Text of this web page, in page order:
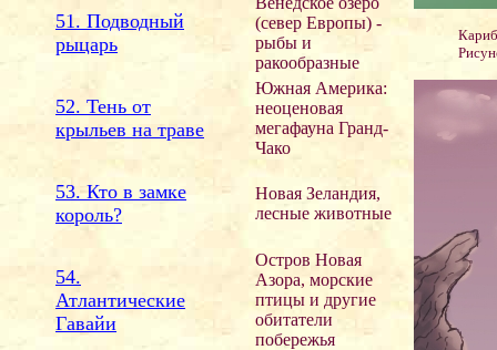
51. Подводный
рыцарь
(север Европы) -
рыбы и
ракообразные
52. Тень от
крыльев на траве
Южная Америка:
неоценовая
мегафауна Гранд-
Чако
53. Кто в замке
король?
Новая Зеландия,
лесные животные
54.
Атлантические
Гавайи
Остров Новая
Азора, морские
птицы и другие
обитатели
побережья